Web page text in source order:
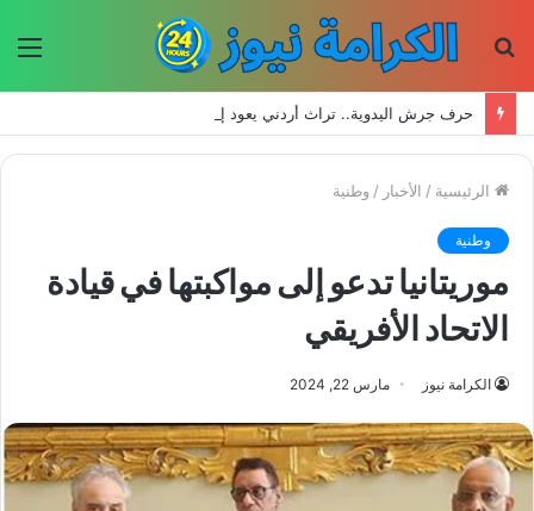
الرئيسية / الأخبار / وطنية
وطنية
موريتانيا تدعو إلى مواكبتها في قيادة
الاتحاد الأفريقي
الكرامة نيوز مارس 22, 2024